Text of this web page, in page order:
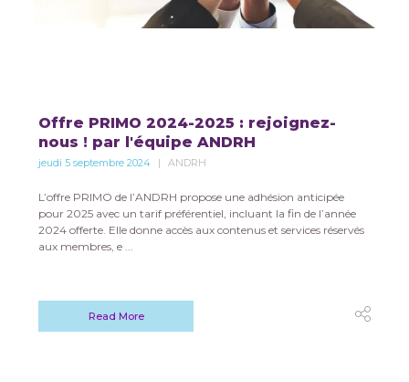
Offre PRIMO 2024-2025 : rejoignez-
nous ! par l'équipe ANDRH
jeudi 5 septembre 2024 ANDRH
L’offre PRIMO de l’ANDRH propose une adhésion anticipée
pour 2025 avec un tarif préférentiel, incluant la fin de l’année
2024 offerte. Elle donne accès aux contenus et services réservés
aux membres, e ...
Read More